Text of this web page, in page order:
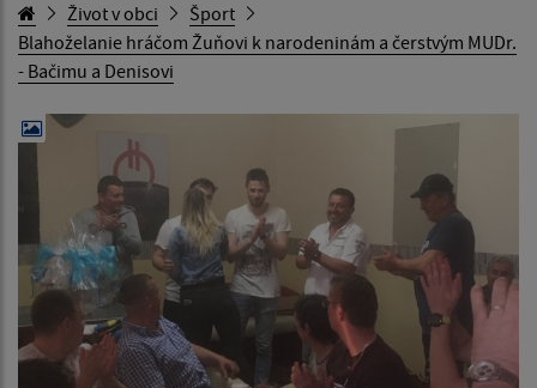
Život v obci
Šport
Blahoželanie hráčom Žuňovi k narodeninám a čerstvým MUDr.
- Bačimu a Denisovi